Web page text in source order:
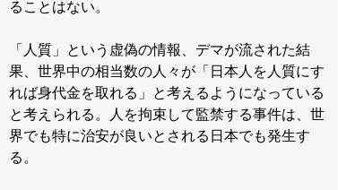
ることはない。
「人質」という虚偽の情報、デマが流された結
果、世界中の相当数の人々が「日本人を人質にす
れば身代金を取れる」と考えるようになっている
と考えられる。人を拘束して監禁する事件は、世
界でも特に治安が良いとされる日本でも発生す
る。